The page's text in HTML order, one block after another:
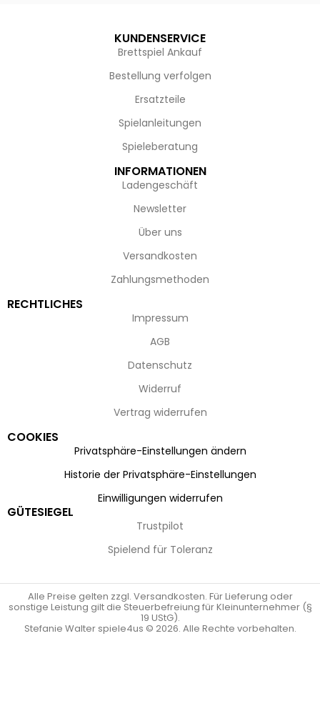
KUNDENSERVICE
Brettspiel Ankauf
Bestellung verfolgen
Ersatzteile
Spielanleitungen
Spieleberatung
INFORMATIONEN
Ladengeschäft
Newsletter
Über uns
Versandkosten
Zahlungsmethoden
RECHTLICHES
Impressum
AGB
Datenschutz
Widerruf
Vertrag widerrufen
COOKIES
Privatsphäre-Einstellungen ändern
Historie der Privatsphäre-Einstellungen
Einwilligungen widerrufen
GÜTESIEGEL
Trustpilot
Spielend für Toleranz
Alle Preise gelten zzgl. Versandkosten. Für Lieferung oder
sonstige Leistung gilt die Steuerbefreiung für Kleinunternehmer (§
19 UStG).
Stefanie Walter spiele4us © 2026. Alle Rechte vorbehalten.